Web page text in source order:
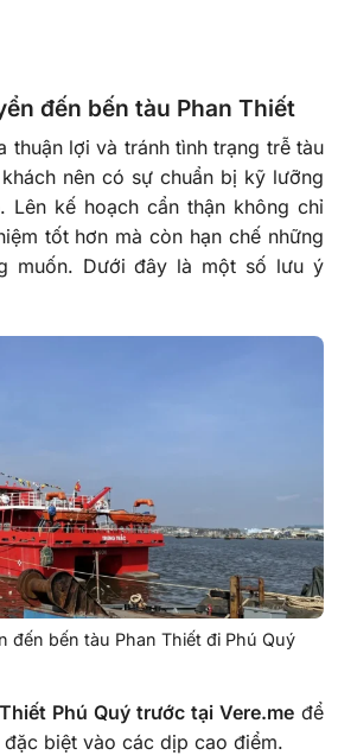
đến bến tàu Phan Thiết
thuận lợi và tránh tình trạng trễ tàu
nên có sự chuẩn bị kỹ lưỡng
Lên kế hoạch cẩn thận không chỉ
tốt hơn mà còn hạn chế những
muốn. Dưới đây là một số lưu ý
đến bến tàu Phan Thiết đi Phú Quý
Phú Quý trước tại Vere.međể
biệt vào các dịp cao điểm.